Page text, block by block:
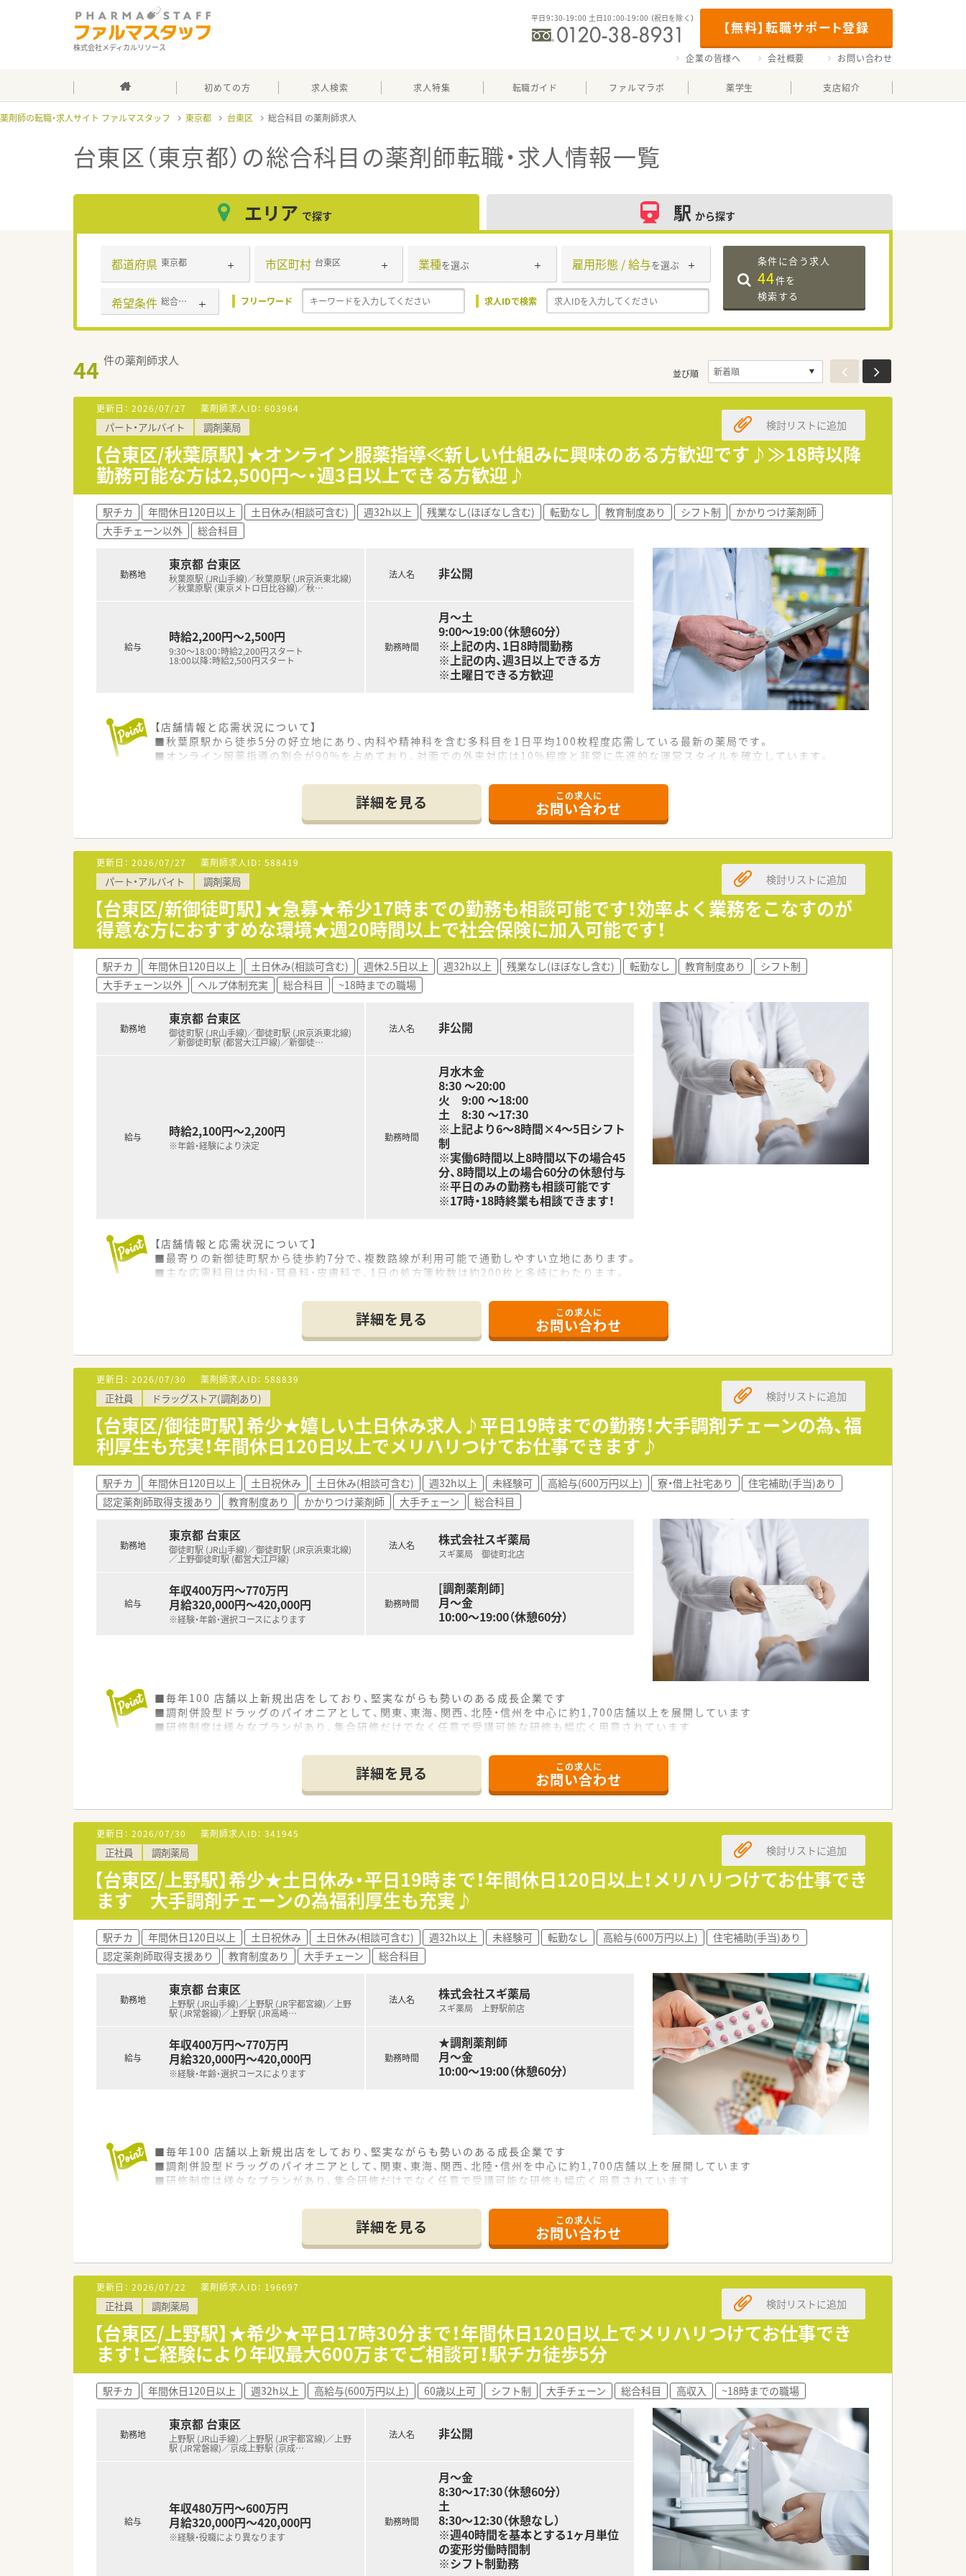
株式会社メディカルリソース
【無料】転職サポート登録
平日9：30-19：00 土日10：00-19：00 （祝日を除く）
企業の皆様へ 会社概要 お問い合わせ
初めての方 求人検索 求人特集 転職ガイド ファルマラボ 薬学生 支店紹介
薬剤師の転職・求人サイト ファルマスタッフ 東京都 台東区 総合科目
台東区（東京都）の総合科目 の薬剤師転職・求人情報一覧
エリア で探す 駅 から探す
都道府県 東京都 市区町村 台東区 業種を選ぶ 雇用形態 / 給与を選ぶ
希望条件 総合科目 フリーワード 求人IDで検索
条件に合う求人
44件を
検索する
44 件の薬剤師求人
並び順
更新日： 2026/07/27 薬剤師求人ID： 603964
パート・アルバイト 調剤薬局
【台東区/秋葉原駅】★オンライン服薬指導≪新しい仕組みに興味のある方歓迎です♪≫18時以降
勤務可能な方は2,500円～・週3日以上できる方歓迎♪
検討リストに追加
駅チカ 年間休日120日以上 土日休み(相談可含む) 週32h以上 残業なし(ほぼなし含む) 転勤なし 教育制度あり シフト制
かかりつけ薬剤師
大手チェーン以外
総合科目
勤務地
東京都 台東区
秋葉原駅 (JR山手線)／秋葉原駅 (JR京浜東北線)
／秋葉原駅 (東京メトロ日比谷線)／秋…
給与
時給2,200円～2,500円
9:30～18:00：時給2,200円スタート
18:00以降：時給2,500円スタート
法人名 非公開
勤務時間
月～土
9:00～19:00（休憩60分）
※上記の内、1日8時間勤務
※上記の内、週3日以上できる方
※土曜日できる方歓迎
【店舗情報と応需状況について】
■秋葉原駅から徒歩5分の好立地にあり、内科や精神科を含む多科目を1日平均100枚程度応需している最新の薬局です。
■オンライン服薬指導の割合が90%を占めており、対面での外来対応は10%程度と非常に先進的な運営スタイルを確立しています。
■大手印刷会社が健康・ライフサイエンス領域の新事業として設立した法人で、革新的な処方せん薬宅配サービスを展開しています。
■「一歩先のヘルスケアへ」というスローガンのもと、失敗を恐れずに新しい価値を創造することを目指す少数精鋭の組織です。
■事実をデータで捉える姿勢を大切にしており、感覚に頼らない論理的な意思決定を推進する企業文化が大きな特徴となっています。
【想定される業務内容】
■処方箋の内容確認から調剤、監査に加え、電話やビデオ通話をメインとしたオンラインでの服薬指導を重点的に担当します。
■お薬を患者様へ配送するための発送業務や、オンライン診療に賛同する医療機関との連携業務など、一歩進んだ業務内容です。
■管理職候補の場合は、複雑になりがちな現場のオペレーション管理や、スタッフのマネジメント、課題の発信を広く行います。
詳細を見る この求人に
お問い合わせ
更新日： 2026/07/27 薬剤師求人ID： 588419
パート・アルバイト 調剤薬局
【台東区/新御徒町駅】★急募★希少17時までの勤務も相談可能です！効率よく業務をこなすのが
得意な方におすすめな環境★週20時間以上で社会保険に加入可能です！
検討リストに追加
駅チカ 年間休日120日以上 土日休み(相談可含む) 週休2.5日以上 週32h以上 残業なし(ほぼなし含む) 転勤なし 教育制度あり
シフト制
大手チェーン以外
ヘルプ体制充実 総合科目 ~18時までの職場
勤務地
東京都 台東区
御徒町駅 (JR山手線)／御徒町駅 (JR京浜東北線)
／新御徒町駅 (都営大江戸線)／新御徒…
給与 時給2,100円～2,200円
※年齢・経験により決定
法人名 非公開
勤務時間
月水木金
8:30 ～20:00
火 9:00 ～18:00
土 8:30 ～17:30
※上記より6～8時間×4～5日シフト
制
※実働6時間以上8時間以下の場合45
分、8時間以上の場合60分の休憩付与
※平日のみの勤務も相談可能です
※17時・18時終業も相談できます！
【店舗情報と応需状況について】
■最寄りの新御徒町駅から徒歩約7分で、複数路線が利用可能で通勤しやすい立地にあります。
■主な応需科目は内科・耳鼻科・皮膚科で、1日の処方箋枚数は約200枚と多岐にわたります。
■希少な17時までの勤務も相談可能です☆
■有給消化率は80％以上・長期休暇取得の相談も可能です！
■産前産後休暇・育児休暇の取得と復職率は100%で、多くの方が子育てと両立しています♪
【職場環境と雰囲気】
■2024年1月にオープンしたばかりの店舗のため、非常に綺麗で清潔感のある職場です。
■経験豊富な30代から40代のスタッフが中心となり、テキパキと業務を進めています。
■忙しい中でも患者様がいない時間には会話もあり、メリハリをつけて働ける環境です。
詳細を見る この求人に
お問い合わせ
更新日： 2026/07/30 薬剤師求人ID： 588839
正社員 ドラッグストア(調剤あり)
【台東区/御徒町駅】希少★嬉しい土日休み求人♪平日19時までの勤務！大手調剤チェーンの為、福
利厚生も充実！年間休日120日以上でメリハリつけてお仕事できます♪
検討リストに追加
駅チカ 年間休日120日以上 土日祝休み 土日休み(相談可含む) 週32h以上 未経験可 高給与(600万円以上) 寮・借上社宅あり
住宅補助(手当)あり
認定薬剤師取得支援あり
教育制度あり かかりつけ薬剤師 大手チェーン 総合科目
勤務地
東京都 台東区
御徒町駅 (JR山手線)／御徒町駅 (JR京浜東北線)
／上野御徒町駅 (都営大江戸線)
給与
年収400万円～770万円
月給320,000円～420,000円
※経験・年齢・選択コースによります
法人名 株式会社スギ薬局
スギ薬局 御徒町北店
勤務時間
[調剤薬剤師]
月～金
10:00～19:00（休憩60分）
■毎年100 店舗以上新規出店をしており、堅実ながらも勢いのある成長企業です
■調剤併設型ドラッグのパイオニアとして、関東、東海、関西、北陸・信州を中心に約1,700店舗以上を展開しています
■研修制度は様々なプランがあり、集合研修だけでなく任意で受講可能な研修も幅広く用意されています
■総合薬剤師・調剤薬剤師（土日休み・19時までの勤務）どちらかの働き方を選択できます
■調剤併設型だけでなく「医療モール・クリニック併設店舗」「敷地内薬局」「訪問調剤特化型店舗」など様々な店舗を運営しています
■在宅医療にも積極的取り組んでおり「訪問調剤特化型店舗」を50店舗以上、無菌調剤室は業界最多の51店舗設置しています
■「プラチナくるみん認定企業」「健康経営優良法人2023（大規模法人部門）認定」等を取得し一人ひとりが働きやすい環境が整備されて
います
■充実した研修制度、人事制度、評価制度、キャリア支援制度等があるのも特徴です
詳細を見る この求人に
お問い合わせ
更新日： 2026/07/30 薬剤師求人ID： 341945
正社員 調剤薬局
【台東区/上野駅】希少★土日休み・平日19時まで！年間休日120日以上！メリハリつけてお仕事でき
ます 大手調剤チェーンの為福利厚生も充実♪
検討リストに追加
駅チカ 年間休日120日以上 土日祝休み 土日休み(相談可含む) 週32h以上 未経験可 転勤なし 高給与(600万円以上)
住宅補助(手当)あり
認定薬剤師取得支援あり
教育制度あり 大手チェーン 総合科目
勤務地
東京都 台東区
上野駅 (JR山手線)／上野駅 (JR宇都宮線)／上野
駅 (JR常磐線)／上野駅 (JR高崎…
給与
年収400万円～770万円
月給320,000円～420,000円
※経験・年齢・選択コースによります
法人名 株式会社スギ薬局
スギ薬局 上野駅前店
勤務時間
★調剤薬剤師
月～金
10:00～19:00（休憩60分）
■毎年100 店舗以上新規出店をしており、堅実ながらも勢いのある成長企業です
■調剤併設型ドラッグのパイオニアとして、関東、東海、関西、北陸・信州を中心に約1,700店舗以上を展開しています
■研修制度は様々なプランがあり、集合研修だけでなく任意で受講可能な研修も幅広く用意されています
■総合薬剤師・調剤薬剤師（土日休み・19時までの勤務）どちらかの働き方を選択できます
■調剤併設型だけでなく「医療モール・クリニック併設店舗」「敷地内薬局」「訪問調剤特化型店舗」など様々な店舗を運営しています
■在宅医療にも積極的取り組んでおり「訪問調剤特化型店舗」を50店舗以上、無菌調剤室は業界最多の51店舗設置しています
■「プラチナくるみん認定企業」「健康経営優良法人2023（大規模法人部門）認定」等を取得し一人ひとりが働きやすい環境が整備されて
います
■充実した研修制度、人事制度、評価制度、キャリア支援制度等があるのも特徴です
詳細を見る この求人に
お問い合わせ
更新日： 2026/07/22 薬剤師求人ID： 196697
正社員 調剤薬局
【台東区/上野駅】★希少★平日17時30分まで！年間休日120日以上でメリハリつけてお仕事でき
ます！ご経験により年収最大600万までご相談可！駅チカ徒歩5分
検討リストに追加
駅チカ 年間休日120日以上 週32h以上 高給与(600万円以上) 60歳以上可 シフト制 大手チェーン 総合科目 高収入 ~18時までの職場
勤務地
東京都 台東区
上野駅 (JR山手線)／上野駅 (JR宇都宮線)／上野
駅 (JR常磐線)／京成上野駅 (京成…
給与
年収480万円～600万円
月給320,000円～420,000円
※経験・役職により異なります
法人名 非公開
勤務時間
月～金
8:30～17:30（休憩60分）
土
8:30～12:30（休憩なし）
※週40時間を基本とする1ヶ月単位
の変形労働時間制
※シフト制勤務